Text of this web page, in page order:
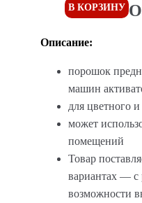
В КОРЗИНУ
Описание:
порошок
машин
для цветного
может
помещений
Товар
вариантах — с
возможности